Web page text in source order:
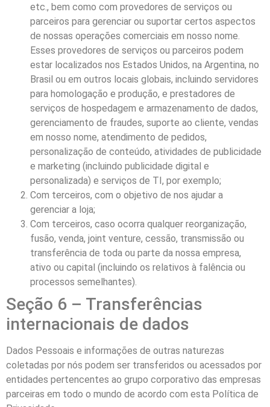
etc., bem como com provedores de serviços ou
parceiros para gerenciar ou suportar certos aspectos
de nossas operações comerciais em nosso nome.
Esses provedores de serviços ou parceiros podem
estar localizados nos Estados Unidos, na Argentina, no
Brasil ou em outros locais globais, incluindo servidores
para homologação e produção, e prestadores de
serviços de hospedagem e armazenamento de dados,
gerenciamento de fraudes, suporte ao cliente, vendas
em nosso nome, atendimento de pedidos,
personalização de conteúdo, atividades de publicidade
e marketing (incluindo publicidade digital e
personalizada) e serviços de TI, por exemplo;
Com terceiros, com o objetivo de nos ajudar a
gerenciar a loja;
Com terceiros, caso ocorra qualquer reorganização,
fusão, venda, joint venture, cessão, transmissão ou
transferência de toda ou parte da nossa empresa,
ativo ou capital (incluindo os relativos à falência ou
processos semelhantes).
Seção 6 – Transferências
internacionais de dados
Dados Pessoais e informações de outras naturezas
coletadas por nós podem ser transferidos ou acessados por
entidades pertencentes ao grupo corporativo das empresas
parceiras em todo o mundo de acordo com esta Política de